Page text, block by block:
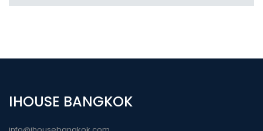
IHOUSE BANGKOK